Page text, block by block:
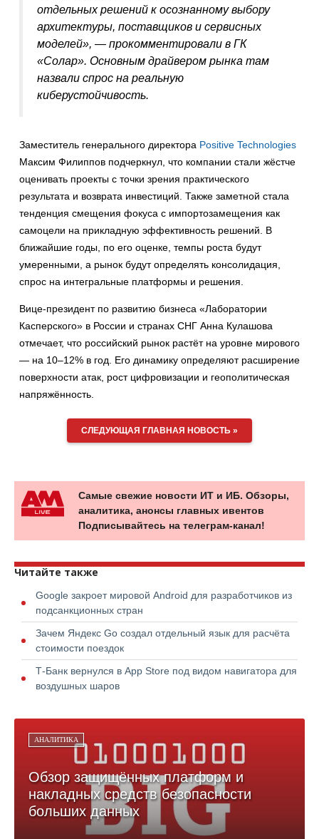
отдельных решений к осознанному выбору
архитектуры, поставщиков и сервисных
моделей», — прокомментировали в ГК
«Солар». Основным драйвером рынка там
назвали спрос на реальную
киберустойчивость.
Заместитель генерального директора Positive Technologies
Максим Филиппов подчеркнул, что компании стали жёстче
оценивать проекты с точки зрения практического
результата и возврата инвестиций. Также заметной стала
тенденция смещения фокуса с импортозамещения как
самоцели на прикладную эффективность решений. В
ближайшие годы, по его оценке, темпы роста будут
умеренными, а рынок будут определять консолидация,
спрос на интегральные платформы и решения.
Вице-президент по развитию бизнеса «Лаборатории
Касперского» в России и странах СНГ Анна Кулашова
отмечает, что российский рынок растёт на уровне мирового
— на 10–12% в год. Его динамику определяют расширение
поверхности атак, рост цифровизации и геополитическая
напряжённость.
СЛЕДУЮЩАЯ ГЛАВНАЯ НОВОСТЬ »
Самые свежие новости ИТ и ИБ. Обзоры,
аналитика, анонсы главных ивентов
Подписывайтесь на телеграм-канал!
Читайте также
Google закроет мировой Android для разработчиков из
подсанкционных стран
Зачем Яндекс Go создал отдельный язык для расчёта
стоимости поездок
Т-Банк вернулся в App Store под видом навигатора для
воздушных шаров
АНАЛИТИКА
Обзор защищённых платформ и
накладных средств безопасности
больших данных